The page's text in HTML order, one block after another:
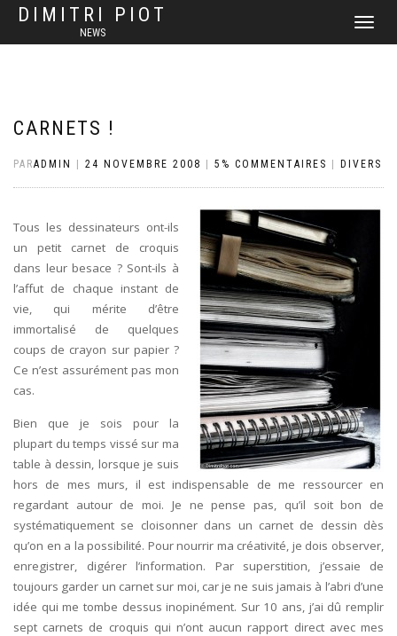
DIMITRI PIOT
NEWS
DÉPLIER
CARNETS !
PARADMIN 24 NOVEMBRE 2008 5% COMMENTAIRES DIVERS
Tous les dessinateurs ont-ils
un petit carnet de croquis
dans leur besace ? Sont-ils à
l’affut de chaque instant de
vie, qui mérite d’être
immortalisé de quelques
coups de crayon sur papier ?
Ce n’est assurément pas mon
cas.
Bien que je sois pour la
plupart du temps vissé sur ma
table à dessin, lorsque je suis
hors de mes murs, il est indispensable de me ressourcer en
regardant autour de moi. Je ne pense pas, qu’il soit bon de
systématiquement se cloisonner dans un carnet de dessin dès
qu’on en a la possibilité. Pour nourrir ma créativité, je dois observer,
enregistrer, digérer l’information. Par superstition, j’essaie de
toujours garder un carnet sur moi, car je ne suis jamais à l’abri d’une
idée qui me tombe dessus inopinément. Sur 10 ans, j’ai dû remplir
sept carnets de croquis qui n’ont aucun rapport direct avec mes